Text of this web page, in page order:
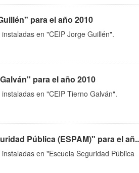
para el año 2010
en "CEIP Jorge Guillén".
para el año 2010
en "CEIP Tierno Galván".
Pública (ESPAM)" para el
en "Escuela Seguridad Pública